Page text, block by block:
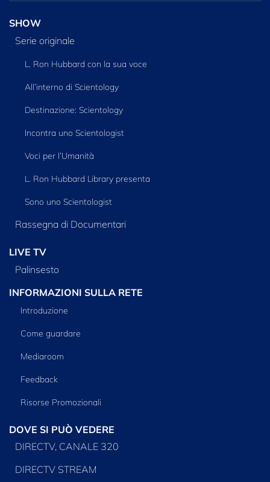
SHOW
Serie originale
L. Ron Hubbard con la sua voce
All’interno di Scientology
Destinazione: Scientology
Incontra uno Scientologist
Voci per l’Umanità
L. Ron Hubbard Library presenta
Sono uno Scientologist
Rassegna di Documentari
LIVE TV
Palinsesto
INFORMAZIONI SULLA RETE
Introduzione
Come guardare
Mediaroom
Feedback
Risorse Promozionali
DOVE SI PUÒ VEDERE
DIRECTV, CANALE 320
DIRECTV STREAM